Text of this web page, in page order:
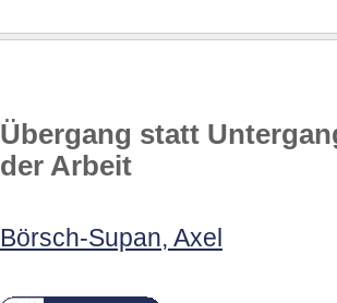
Übergang statt
der Arbeit
Börsch-Supan, Axel